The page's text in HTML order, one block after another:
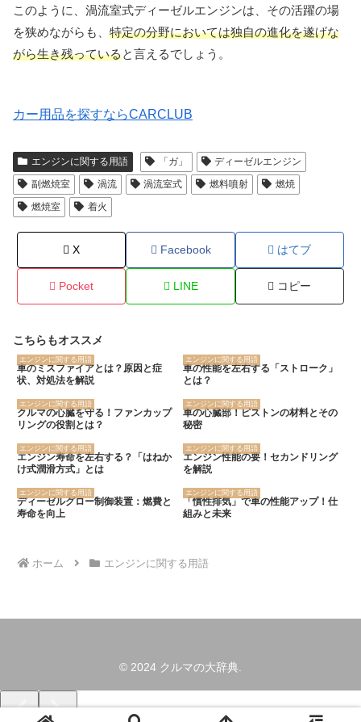
このように、渦流室式ディーゼルエンジンは、その活躍の場
を狭めながらも、 特定の分野においては独自の進化を遂げな
がら生き残っていると言えるでしょう。
カー用品を探すならCARCLUB
エンジンに関する用語 「ガ」
ディーゼルエンジン
副燃焼室
渦流 渦流室式 燃料噴射
燃焼
燃焼室
着火
X Facebook はてブ
Pocket LINE コピー
こちらもオススメ
エンジンに関する用語
車のミスファイアとは？原因と症
状、対処法を解説
エンジンに関する用語
車の性能を左右する「ストローク」
とは？
エンジンに関する用語
クルマの心臓を守る！ファンカップ
リングの役割とは？
エンジンに関する用語
車の心臓部！ピストンの材料とその
秘密
エンジンに関する用語
エンジン寿命を左右する？「はねか
け式潤滑方式」とは
エンジンに関する用語
エンジン性能の要！セカンドリング
を解説
エンジンに関する用語
ディーゼルグロー制御装置：燃費と
寿命を向上
エンジンに関する用語
「慣性排気」で車の性能アップ！仕
組みと未来
ホーム エンジンに関する用語
© 2024 クルマの大辞典.